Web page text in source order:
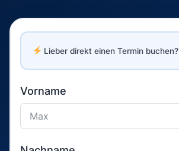
Lieber direkt einen Termin buchen?
Vorname